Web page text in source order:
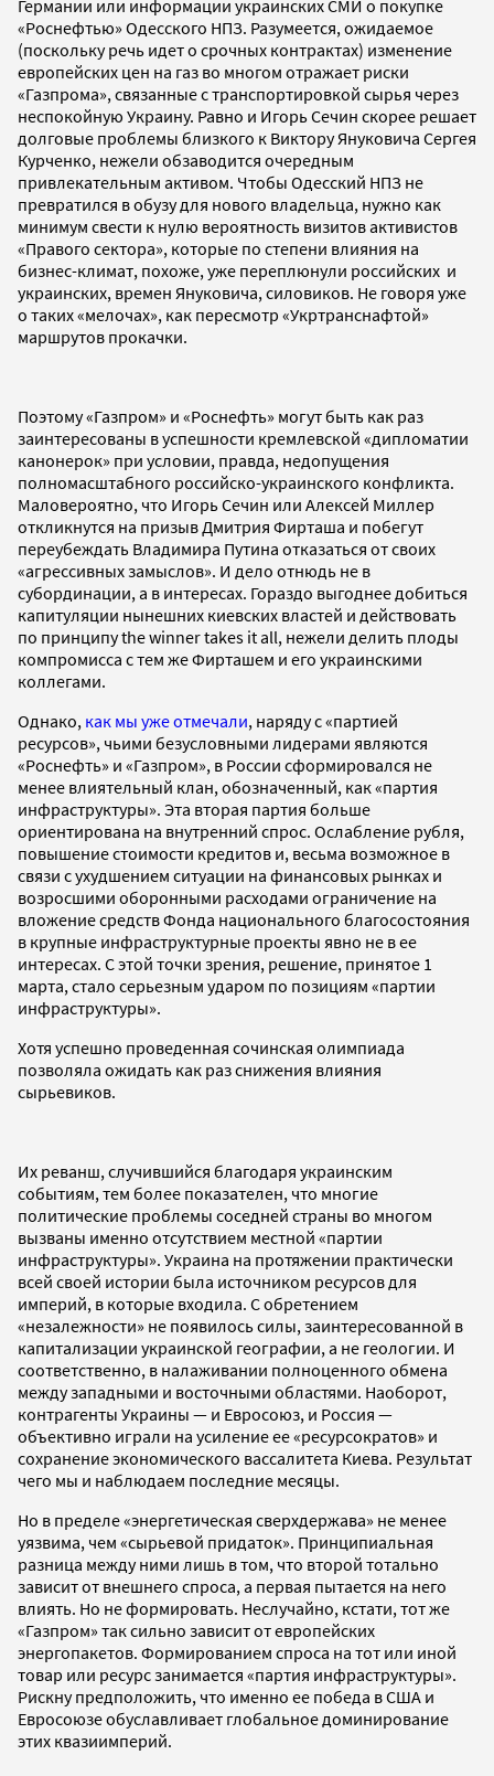
Германии или информации украинских СМИ о покупке
«Роснефтью» Одесского НПЗ. Разумеется, ожидаемое
(поскольку речь идет о срочных контрактах) изменение
европейских цен на газ во многом отражает риски
«Газпрома», связанные с транспортировкой сырья через
неспокойную Украину. Равно и Игорь Сечин скорее решает
долговые проблемы близкого к Виктору Януковича Сергея
Курченко, нежели обзаводится очередным
привлекательным активом. Чтобы Одесский НПЗ не
превратился в обузу для нового владельца, нужно как
минимум свести к нулю вероятность визитов активистов
«Правого сектора», которые по степени влияния на
бизнес-климат, похоже, уже переплюнули российских и
украинских, времен Януковича, силовиков. Не говоря уже
о таких «мелочах», как пересмотр «Укртранснафтой»
маршрутов прокачки.
Поэтому «Газпром» и «Роснефть» могут быть как раз
заинтересованы в успешности кремлевской «дипломатии
канонерок» при условии, правда, недопущения
полномасштабного российско-украинского конфликта.
Маловероятно, что Игорь Сечин или Алексей Миллер
откликнутся на призыв Дмитрия Фирташа и побегут
переубеждать Владимира Путина отказаться от своих
«агрессивных замыслов». И дело отнюдь не в
субординации, а в интересах. Гораздо выгоднее добиться
капитуляции нынешних киевских властей и действовать
по принципу the winner takes it all, нежели делить плоды
компромисса с тем же Фирташем и его украинскими
коллегами.
Однако, как мы уже отмечали, наряду с «партией
ресурсов», чьими безусловными лидерами являются
«Роснефть» и «Газпром», в России сформировался не
менее влиятельный клан, обозначенный, как «партия
инфраструктуры». Эта вторая партия больше
ориентирована на внутренний спрос. Ослабление рубля,
повышение стоимости кредитов и, весьма возможное в
связи с ухудшением ситуации на финансовых рынках и
возросшими оборонными расходами ограничение на
вложение средств Фонда национального благосостояния
в крупные инфраструктурные проекты явно не в ее
интересах. С этой точки зрения, решение, принятое 1
марта, стало серьезным ударом по позициям «партии
инфраструктуры».
Хотя успешно проведенная сочинская олимпиада
позволяла ожидать как раз снижения влияния
сырьевиков.
Их реванш, случившийся благодаря украинским
событиям, тем более показателен, что многие
политические проблемы соседней страны во многом
вызваны именно отсутствием местной «партии
инфраструктуры». Украина на протяжении практически
всей своей истории была источником ресурсов для
империй, в которые входила. С обретением
«незалежности» не появилось силы, заинтересованной в
капитализации украинской географии, а не геологии. И
соответственно, в налаживании полноценного обмена
между западными и восточными областями. Наоборот,
контрагенты Украины — и Евросоюз, и Россия —
объективно играли на усиление ее «ресурсократов» и
сохранение экономического вассалитета Киева. Результат
чего мы и наблюдаем последние месяцы.
Но в пределе «энергетическая сверхдержава» не менее
уязвима, чем «сырьевой придаток». Принципиальная
разница между ними лишь в том, что второй тотально
зависит от внешнего спроса, а первая пытается на него
влиять. Но не формировать. Неслучайно, кстати, тот же
«Газпром» так сильно зависит от европейских
энергопакетов. Формированием спроса на тот или иной
товар или ресурс занимается «партия инфраструктуры».
Рискну предположить, что именно ее победа в США и
Евросоюзе обуславливает глобальное доминирование
этих квазиимперий.